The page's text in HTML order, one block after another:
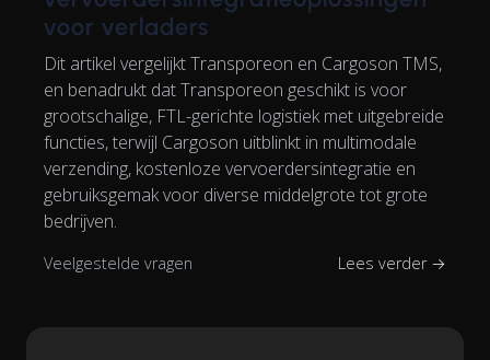
voor verladers
Dit artikel vergelijkt Transporeon en Cargoson TMS,
en benadrukt dat Transporeon geschikt is voor
grootschalige, FTL-gerichte logistiek met uitgebreide
functies, terwijl Cargoson uitblinkt in multimodale
verzending, kostenloze vervoerdersintegratie en
gebruiksgemak voor diverse middelgrote tot grote
bedrijven.
Veelgestelde vragen Lees verder →